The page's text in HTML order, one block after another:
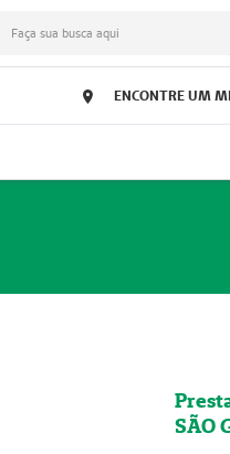
Faça sua busca aqui
ENCONTRE UM
SÃO